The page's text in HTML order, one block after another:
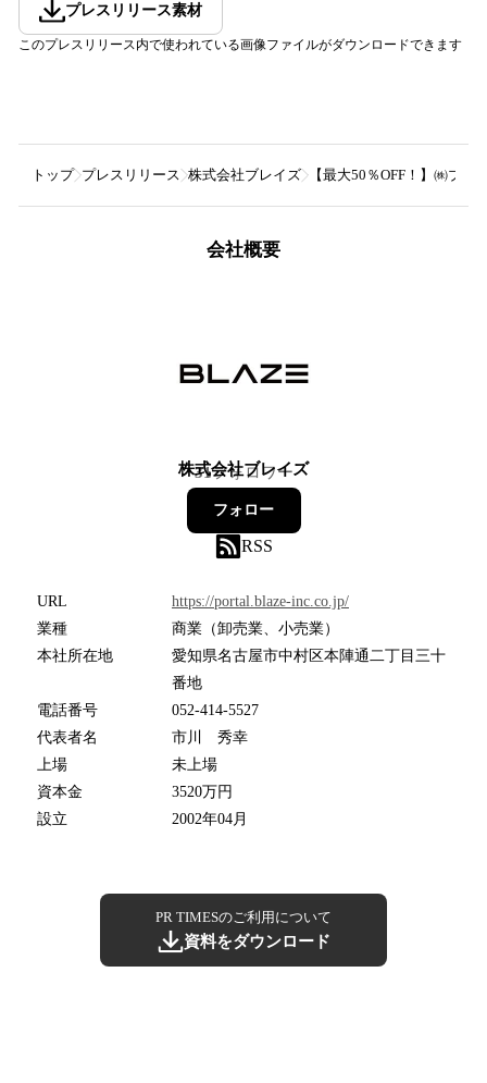
プレスリリース素材
このプレスリリース内で使われている画像ファイルがダウンロードできます
トップ プレスリリース 株式会社ブレイズ 【最大50％OFF！】㈱ブ
会社概要
株式会社ブレイズ
31フォロワー
フォロー
RSS
URL
https://portal.blaze-inc.co.jp/
業種
商業（卸売業、小売業）
本社所在地
愛知県名古屋市中村区本陣通二丁目三十
番地
電話番号
052-414-5527
代表者名
市川 秀幸
上場
未上場
資本金
3520万円
設立
2002年04月
PR TIMESのご利用について
資料をダウンロード